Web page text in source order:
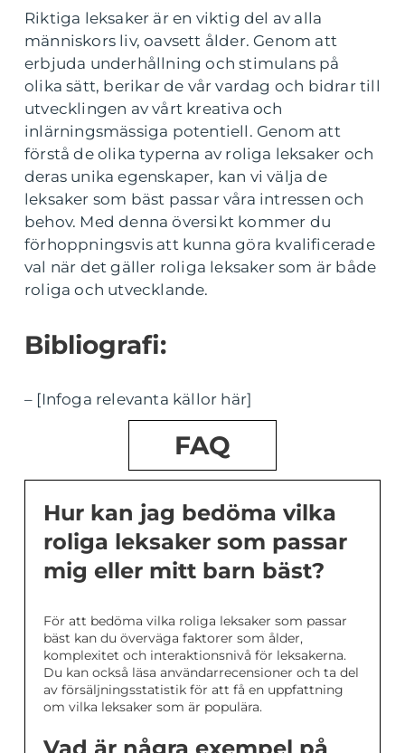
Riktiga leksaker är en viktig del av alla
människors liv, oavsett ålder. Genom att
erbjuda underhållning och stimulans på
olika sätt, berikar de vår vardag och bidrar till
utvecklingen av vårt kreativa och
inlärningsmässiga potentiell. Genom att
förstå de olika typerna av roliga leksaker och
deras unika egenskaper, kan vi välja de
leksaker som bäst passar våra intressen och
behov. Med denna översikt kommer du
förhoppningsvis att kunna göra kvalificerade
val när det gäller roliga leksaker som är både
roliga och utvecklande.
Bibliografi:
– [Infoga relevanta källor här]
FAQ
Hur kan jag bedöma vilka
roliga leksaker som passar
mig eller mitt barn bäst?
För att bedöma vilka roliga leksaker som passar
bäst kan du överväga faktorer som ålder,
komplexitet och interaktionsnivå för leksakerna.
Du kan också läsa användarrecensioner och ta del
av försäljningsstatistik för att få en uppfattning
om vilka leksaker som är populära.
Vad är några exempel på